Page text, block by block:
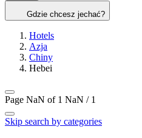
Gdzie chcesz jechać?
Hotels
Azja
Chiny
Hebei
Page NaN of 1 NaN / 1
Skip search by categories